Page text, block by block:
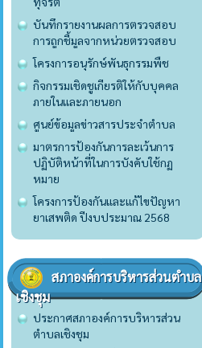
บันทึกรายงานผลการตรวจสอบ
การถูกชี้มูลจากหน่วยตรวจสอบ
โครงการอนุรักษ์พันธุกรรมพืช
กิจกรรมเชิดชูเกียรติให้กับบุคคล
ภายในและภายนอก
ศูนย์ข้อมูลข่าวสารประจำตำบล
มาตรการป้องกันการละเว้นการ
ปฏิบัติหน้าที่ในการบังคับใช้กฏ
หมาย
โครงการป้องกันและแก้ไขปัญหา
ยาเสพติด ปีงบประมาณ 2568
สภาองค์การบริหารส่วนตำบล
เชิงชุม
ประกาศสภาองค์การบริหารส่วน
ตำบลเชิงชุม